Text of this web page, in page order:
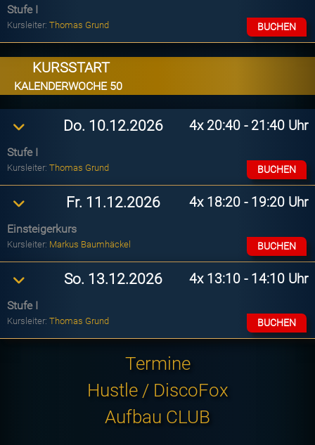
Stufe I
Kursleiter: Thomas Grund BUCHEN
KURSSTART
KALENDERWOCHE 50
Do. 10.12.2026 4x20:40 - 21:40 Uhr
Stufe I
Kursleiter: Thomas Grund BUCHEN
Fr. 11.12.2026 4x18:20 - 19:20 Uhr
Einsteigerkurs
Kursleiter: Markus Baumhäckel BUCHEN
So. 13.12.2026 4x13:10 - 14:10 Uhr
Stufe I
Kursleiter: Thomas Grund BUCHEN
Termine
Hustle / DiscoFox
Aufbau CLUB